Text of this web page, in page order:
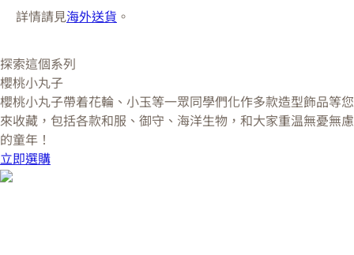
詳情請見海外送貨 。
探索這個系列
櫻桃小丸子
櫻桃小丸子帶着花輪、小玉等一眾同學們化作多款造型飾品等您
來收藏，包括各款和服、御守、海洋生物，和大家重温無憂無慮
的童年！
立即選購